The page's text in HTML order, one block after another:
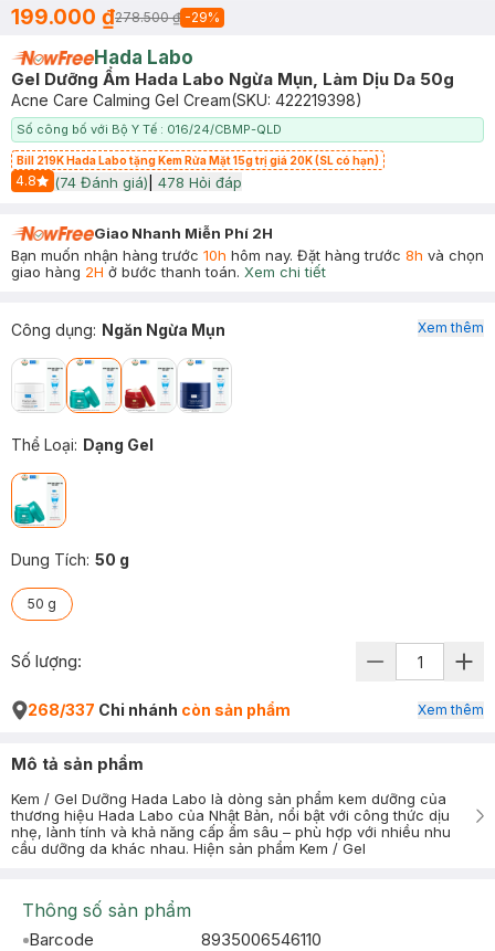
199.000 ₫278.500 ₫ -29%
Hada Labo
Gel Dưỡng Ẩm Hada Labo Ngừa Mụn, Làm Dịu Da 50g
Acne Care Calming Gel Cream(SKU: 422219398)
Số công bố với Bộ Y Tế : 016/24/CBMP-QLD
Bill 219K Hada Labo tặng Kem Rửa Mặt 15g trị giá 20K (SL có hạn)
4.8
Start Icon
(74 Đánh giá) 478 Hỏi đáp
Giao Nhanh Miễn Phí 2H
Bạn muốn nhận hàng trước 10h hôm nay. Đặt hàng trước 8h và chọn
giao hàng 2H ở bước thanh toán. Xem chi tiết
Công dụng: Ngăn Ngừa Mụn
Thể Loại: Dạng Gel
Dung Tích: 50 g
50 g
Xem thêm
Số lượng:
268/337 Chi nhánh còn sản phẩm Xem thêm
Mô tả sản phẩm
Kem / Gel Dưỡng Hada Labo là dòng sản phẩm kem dưỡng của
thương hiệu Hada Labo của Nhật Bản, nổi bật với công thức dịu
nhẹ, lành tính và khả năng cấp ẩm sâu – phù hợp với nhiều nhu
cầu dưỡng da khác nhau. Hiện sản phẩm Kem / Gel
Thông số sản phẩm
Barcode
8935006546110